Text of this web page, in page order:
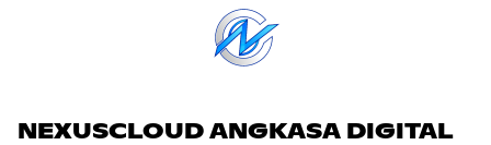
NEXUSCLOUD ANGKASA DIGITAL